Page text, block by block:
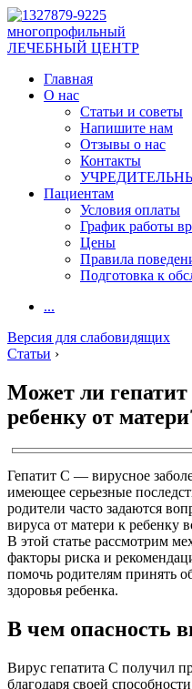
многопрофильный
ЛЕЧЕБНЫЙ ЦЕНТР
Главная
О нас
Статьи и советы
Напишите нам
Отзывы о нас
Контакты
Пациентам
Условия оплаты
График работы
Цены
Правила
Подготовка к
...
Версия для слабовидящих
Статьи ›
Может ли гепатит
ребенку от
Гепатит С — вирусное
имеющее серьезные
родители часто задаются
вируса от матери к ребенку
В этой статье рассмотрим
факторы риска и
помочь родителям принять
здоровья ребенка.
В чем опасность
Вирус гепатита С получил
благодаря своей